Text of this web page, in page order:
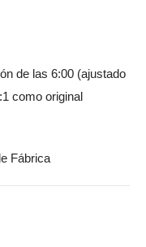
de las 6:00 (ajustado
como original
Fábrica